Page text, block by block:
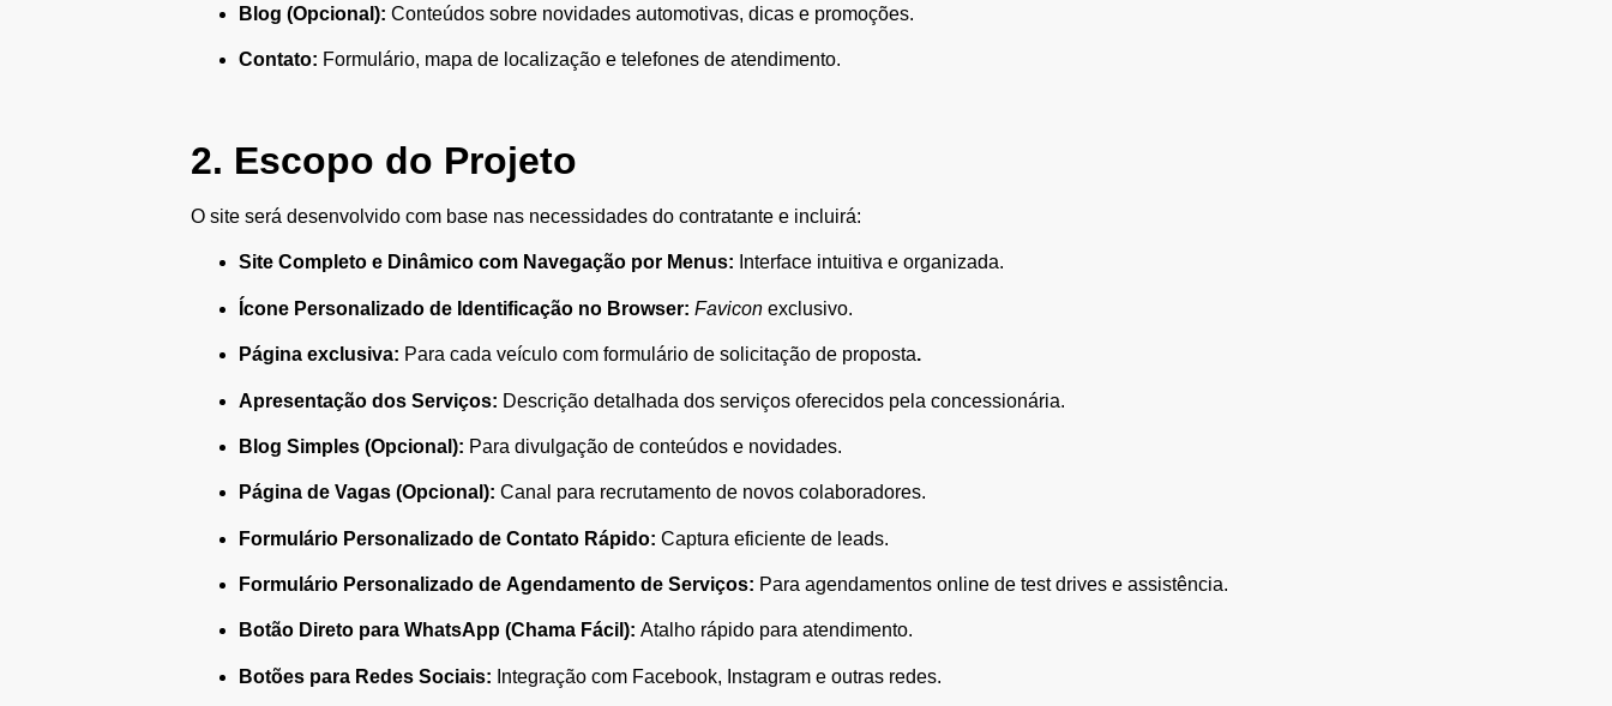
Blog (Opcional): Conteúdos sobre novidades automotivas, dicas e promoções.
Contato: Formulário, mapa de localização e telefones de atendimento.
2. Escopo do Projeto
O site será desenvolvido com base nas necessidades do contratante e incluirá:
Site Completo e Dinâmico com Navegação por Menus: Interface intuitiva e organizada.
Ícone Personalizado de Identificação no Browser: Favicon exclusivo.
Página exclusiva: Para cada veículo com formulário de solicitação de proposta.
Apresentação dos Serviços: Descrição detalhada dos serviços oferecidos pela concessionária.
Blog Simples (Opcional): Para divulgação de conteúdos e novidades.
Página de Vagas (Opcional): Canal para recrutamento de novos colaboradores.
Formulário Personalizado de Contato Rápido: Captura eficiente de leads.
Formulário Personalizado de Agendamento de Serviços: Para agendamentos online de test drives e assistência.
Botão Direto para WhatsApp (Chama Fácil): Atalho rápido para atendimento.
Botões para Redes Sociais: Integração com Facebook, Instagram e outras redes.